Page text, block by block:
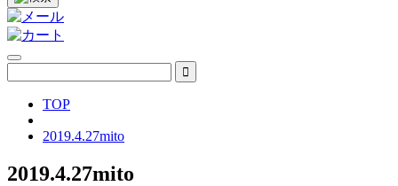
TOP
2019.4.27mito
2019.4.27mito